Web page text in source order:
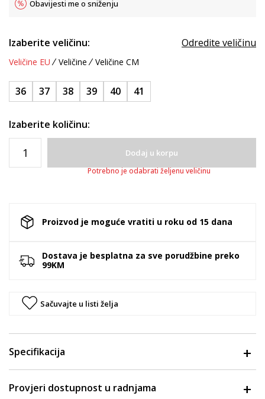
Obavijesti me o sniženju
Izaberite veličinu: Odredite veličinu
Veličine EU Veličine Veličine CM
36 37 38 39 40 41
Izaberite količinu:
Dodaj u korpu
Potrebno je odabrati željenu veličinu
Proizvod je moguće vratiti u roku od 15 dana
Dostava je besplatna za sve porudžbine preko
99KM
Sačuvajte u listi želja
Specifikacija
Provjeri dostupnost u radnjama